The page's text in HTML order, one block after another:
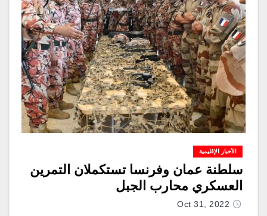
الأخبار الإقليمية
سلطنة عمان وفرنسا تستكملان التمرين
العسكري محارب الجبل
Oct 31, 2022